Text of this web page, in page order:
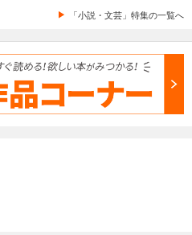
「小説・文芸」特集の一覧へ